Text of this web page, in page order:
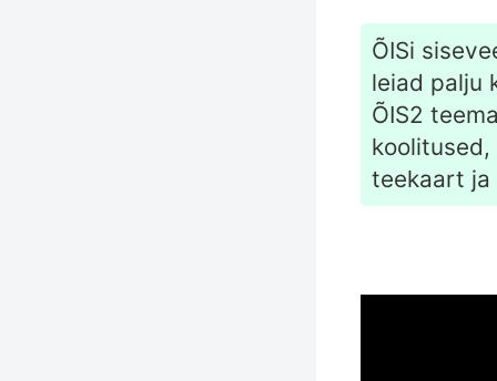
ÕISi
leiad palju
ÕIS2
teekaart ja